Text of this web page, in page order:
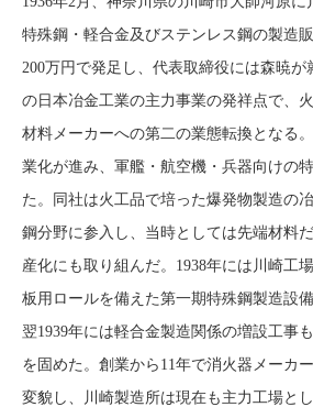
特殊鋼・軽合金及びステンレス鋼の製造
200万円で発足し、代表取締役には森暁
の日本冶金工業の主力事業の発祥点で、
材料メーカーへの第二の業態転換となる
業化が進み、軍艦・航空機・兵器向けの
た。同社は火工品で培った爆発物製造の
鋼分野に参入し、当時としては先端材料
産化にも取り組んだ。1938年には川崎工
板用ロールを備えた第一期特殊鋼製造設
翌1939年には軽合金製造関係の増設工事
を固めた。創業から11年で消火器メーカ
変貌し、川崎製造所は現在も主力工場と